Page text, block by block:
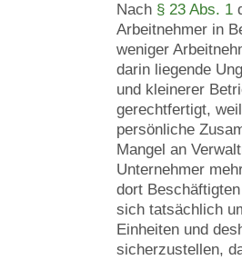
Nach § 23 Abs. 1
Arbeitnehmer in
weniger
darin liegende
und kleinerer
gerechtfertigt,
persönliche
Mangel an
Unternehmer
dort
sich tatsächlich
Einheiten und
sicherzustellen,